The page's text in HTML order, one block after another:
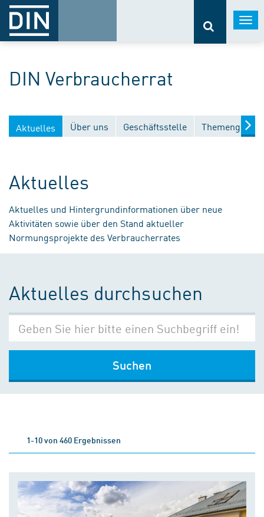
DIN Verbraucherrat
Aktuelles Über uns Geschäftsstelle
Aktuelles
Aktuelles und Hintergrundinformationen über neue
Aktivitäten sowie über den Stand aktueller
Normungsprojekte des Verbraucherrates
Aktuelles durchsuchen
Suchen
1-10 von 460 Ergebnissen